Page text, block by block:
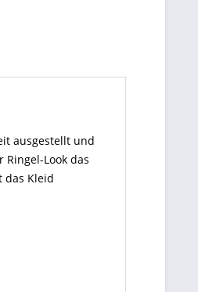
ausgestellt und
Look das
das Kleid